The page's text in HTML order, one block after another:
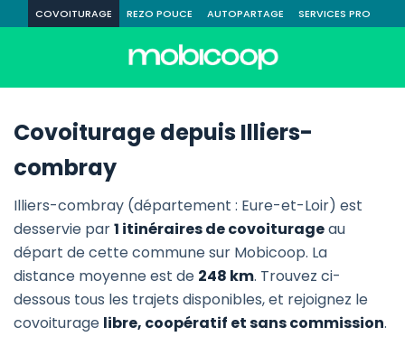
COVOITURAGE REZO POUCE AUTOPARTAGE SERVICES PRO
Covoiturage depuis Illiers-
combray
Illiers-combray (département : Eure-et-Loir) est
desservie par1 itinéraires de covoiturageau
départ de cette commune sur Mobicoop. La
distance moyenne est de 248 km. Trouvez ci-
dessous tous les trajets disponibles, et rejoignez le
covoiturage libre, coopératif et sans commission.